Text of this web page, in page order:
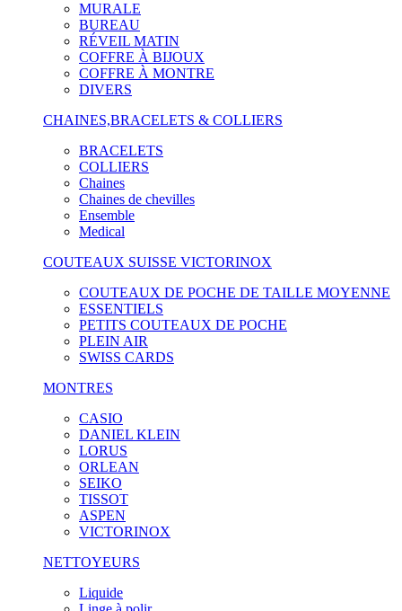
MURALE
BUREAU
RÉVEIL MATIN
COFFRE À BIJOUX
COFFRE À MONTRE
DIVERS
CHAINES,BRACELETS & COLLIERS
BRACELETS
COLLIERS
Chaines
Chaines de chevilles
Ensemble
Medical
COUTEAUX SUISSE VICTORINOX
COUTEAUX DE POCHE DE TAILLE MOYENNE
ESSENTIELS
PETITS COUTEAUX DE POCHE
PLEIN AIR
SWISS CARDS
MONTRES
CASIO
DANIEL KLEIN
LORUS
ORLEAN
SEIKO
TISSOT
ASPEN
VICTORINOX
NETTOYEURS
Liquide